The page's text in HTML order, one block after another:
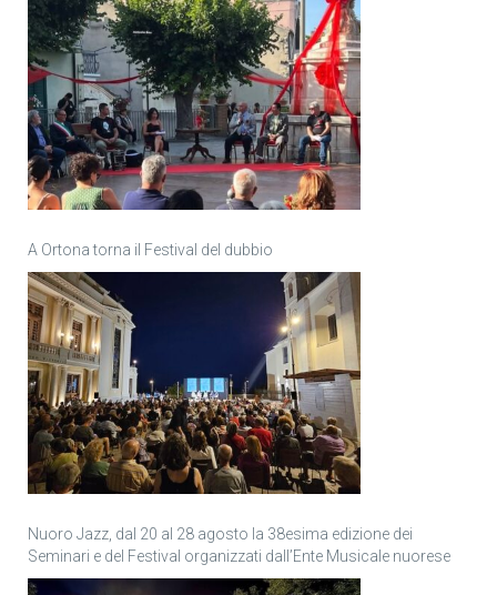
A Ortona torna il Festival del dubbio
Nuoro Jazz, dal 20 al 28 agosto la 38esima edizione dei
Seminari e del Festival organizzati dall’Ente Musicale nuorese